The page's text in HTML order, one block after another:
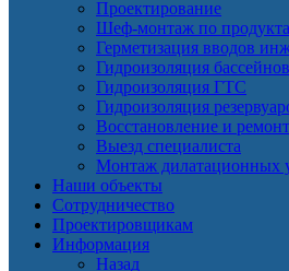
Проектирование
Шеф-монтаж по
Герметизация вводов
Гидроизоляция бассейнов
Гидроизоляция ГТС
Гидроизоляция
Восстановление и
Выезд специалиста
Монтаж дилатационных
Наши объекты
Сотрудничество
Проектировщикам
Информация
Назад